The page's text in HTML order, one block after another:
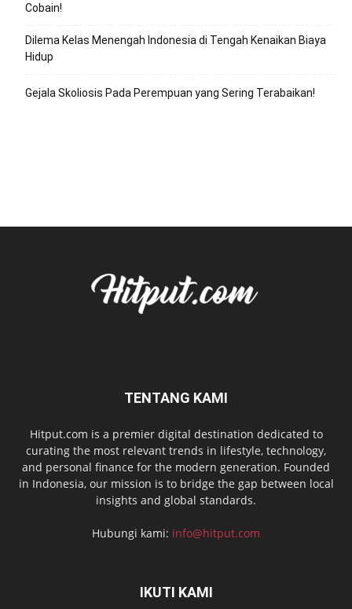
Cobain!
Dilema Kelas Menengah Indonesia di Tengah Kenaikan Biaya
Hidup
Gejala Skoliosis Pada Perempuan yang Sering Terabaikan!
TENTANG KAMI
Hitput.com is a premier digital destination dedicated to
curating the most relevant trends in lifestyle, technology,
and personal finance for the modern generation. Founded
in Indonesia, our mission is to bridge the gap between local
insights and global standards.
Hubungi kami: info@hitput.com
IKUTI KAMI